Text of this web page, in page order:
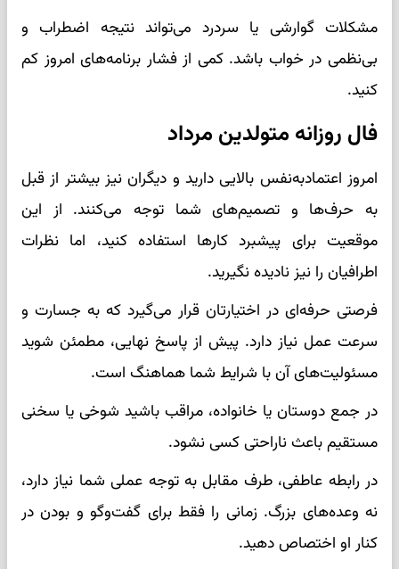
مشکلات گوارشی یا سردرد می‌تواند نتیجه اضطراب و
بی‌نظمی در خواب باشد. کمی از فشار برنامه‌های امروز کم
کنید.
فال روزانه متولدین مرداد
امروز اعتمادبه‌نفس بالایی دارید و دیگران نیز بیشتر از قبل
به حرف‌ها و تصمیم‌های شما توجه می‌کنند. از این
موقعیت برای پیشبرد کارها استفاده کنید، اما نظرات
اطرافیان را نیز نادیده نگیرید.
فرصتی حرفه‌ای در اختیارتان قرار می‌گیرد که به جسارت و
سرعت عمل نیاز دارد. پیش از پاسخ نهایی، مطمئن شوید
مسئولیت‌های آن با شرایط شما هماهنگ است.
در جمع دوستان یا خانواده، مراقب باشید شوخی یا سخنی
مستقیم باعث ناراحتی کسی نشود.
در رابطه عاطفی، طرف مقابل به توجه عملی شما نیاز دارد،
نه وعده‌های بزرگ. زمانی را فقط برای گفت‌وگو و بودن در
کنار او اختصاص دهید.